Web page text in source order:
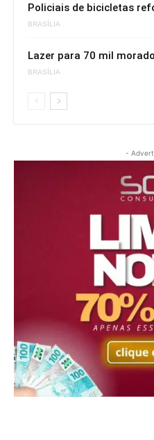
Policiais de bicicletas
BRASÍLIA
Lazer para 70 mil
BRASÍLIA
-